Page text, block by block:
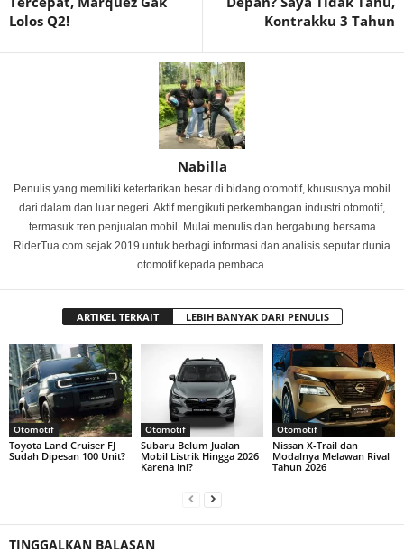
Lolos Q2!
Kontrakku 3 Tahun
Nabilla
Penulis yang memiliki ketertarikan besar di bidang otomotif, khususnya mobil
dari dalam dan luar negeri. Aktif mengikuti perkembangan industri otomotif,
termasuk tren penjualan mobil. Mulai menulis dan bergabung bersama
RiderTua.com sejak 2019 untuk berbagi informasi dan analisis seputar dunia
otomotif kepada pembaca.
ARTIKEL TERKAIT LEBIH BANYAK DARI PENULIS
Otomotif
Toyota Land Cruiser FJ
Sudah Dipesan 100 Unit?
Otomotif
Subaru Belum Jualan
Mobil Listrik Hingga 2026
Karena Ini?
Otomotif
Nissan X-Trail dan
Modalnya Melawan Rival
Tahun 2026
TINGGALKAN BALASAN